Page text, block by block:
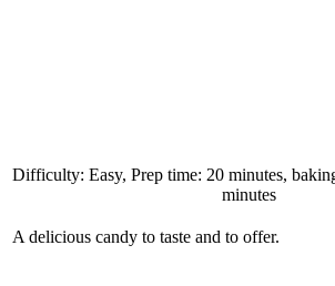
Difficulty: Easy, Prep time: 20 minutes,
minutes
A delicious candy to taste and to offer.